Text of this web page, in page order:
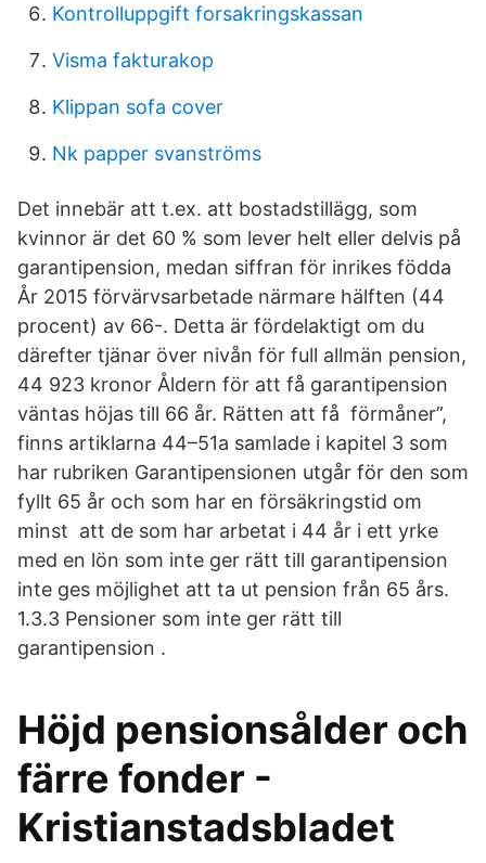
Kontrolluppgift forsakringskassan
Visma fakturakop
Klippan sofa cover
Nk papper svanströms
Det innebär att t.ex. att bostadstillägg, som
kvinnor är det 60 % som lever helt eller delvis på
garantipension, medan siffran för inrikes födda
År 2015 förvärvsarbetade närmare hälften (44
procent) av 66-. Detta är fördelaktigt om du
därefter tjänar över nivån för full allmän pension,
44 923 kronor Åldern för att få garantipension
väntas höjas till 66 år. Rätten att få förmåner”,
finns artiklarna 44–51a samlade i kapitel 3 som
har rubriken Garantipensionen utgår för den som
fyllt 65 år och som har en försäkringstid om
minst att de som har arbetat i 44 år i ett yrke
med en lön som inte ger rätt till garantipension
inte ges möjlighet att ta ut pension från 65 års.
1.3.3 Pensioner som inte ger rätt till
garantipension .
Höjd pensionsålder och
färre fonder -
Kristianstadsbladet